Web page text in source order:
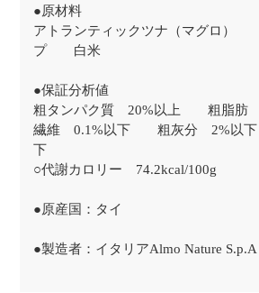
●原材料
アトランティックツナ（マグロ）
プ 白米
●保証分析値
粗タンパク質 20%以上 粗脂
繊維 0.1%以下 粗灰分 2%以
下
○代謝カロリー 74.2kcal/100g
●原産国：タイ
●製造者：イタリアAlmo Nature S.p.A